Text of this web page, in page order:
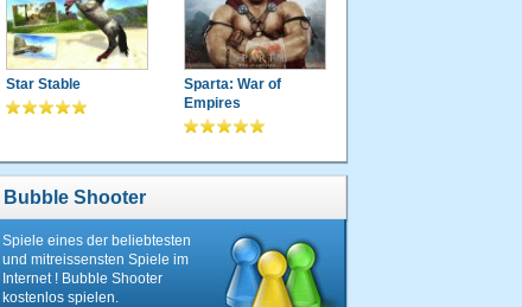
Star Stable
Sparta: War of
Empires
Bubble Shooter
Spiele eines der beliebtesten
und mitreissensten Spiele im
Internet ! Bubble Shooter
kostenlos spielen.